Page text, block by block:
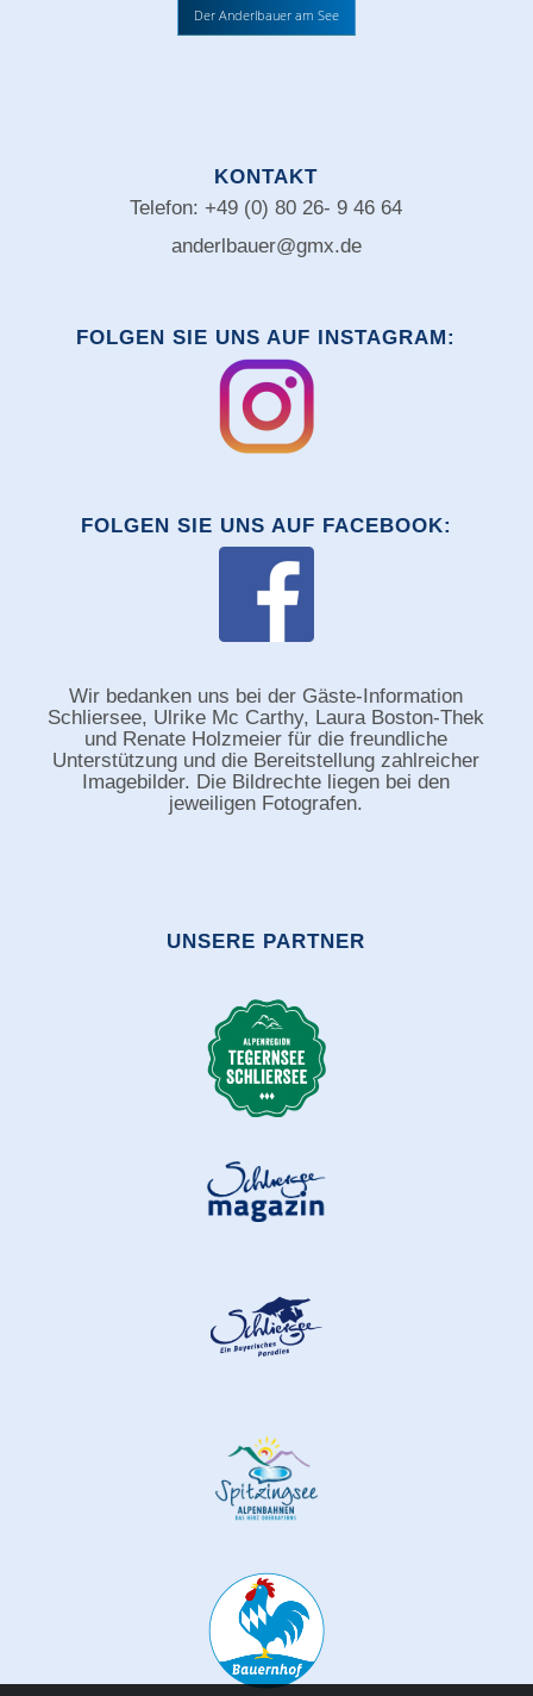
Der Anderlbauer am See
KONTAKT
Telefon: +49 (0) 80 26- 9 46 64
anderlbauer@gmx.de
FOLGEN SIE UNS AUF INSTAGRAM:
FOLGEN SIE UNS AUF FACEBOOK:
Wir bedanken uns bei der Gäste-Information
Schliersee, Ulrike Mc Carthy, Laura Boston-Thek
und Renate Holzmeier für die freundliche
Unterstützung und die Bereitstellung zahlreicher
Imagebilder. Die Bildrechte liegen bei den
jeweiligen Fotografen.
UNSERE PARTNER